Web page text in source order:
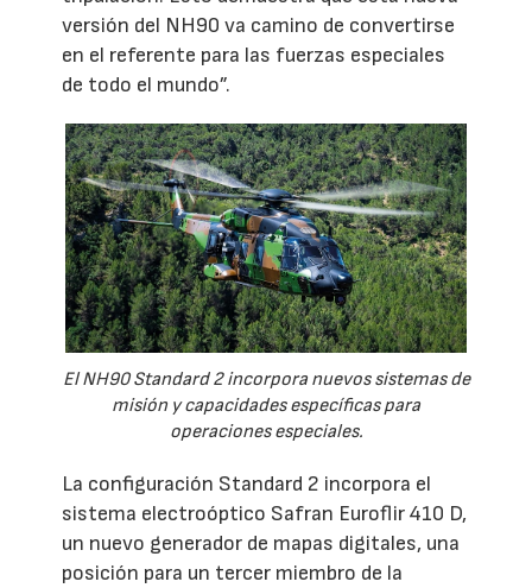
versión del NH90 va camino de convertirse
en el referente para las fuerzas especiales
de todo el mundo”.
El NH90 Standard 2 incorpora nuevos sistemas de
misión y capacidades específicas para
operaciones especiales.
La configuración Standard 2 incorpora el
sistema electroóptico Safran Euroflir 410 D,
un nuevo generador de mapas digitales, una
posición para un tercer miembro de la